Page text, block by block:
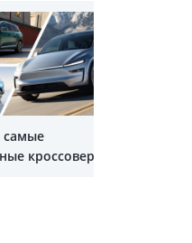
самые
кроссоверы